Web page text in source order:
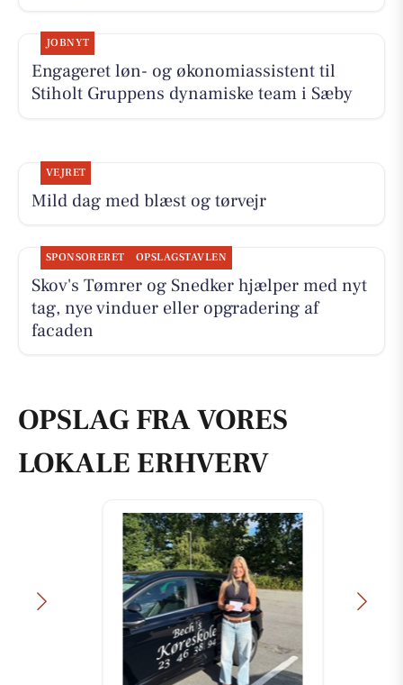
JOBNYT
Engageret løn- og økonomiassistent til
Stiholt Gruppens dynamiske team i Sæby
VEJRET
Mild dag med blæst og tørvejr
SPONSORERET OPSLAGSTAVLEN
Skov's Tømrer og Snedker hjælper med nyt
tag, nye vinduer eller opgradering af
facaden
OPSLAG FRA VORES
LOKALE ERHVERV